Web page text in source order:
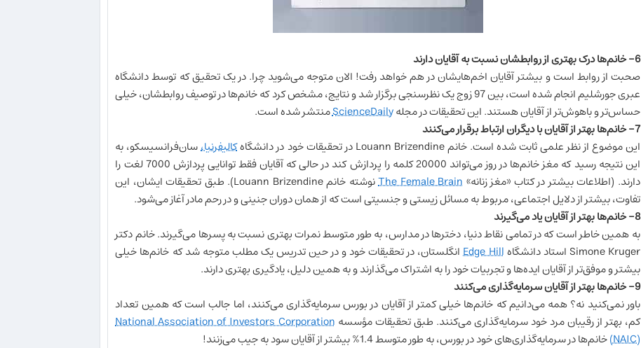
6- خانم‌ها درک بهتری از روابطشان نسبت به آقایان دارند
صحبت از روابط است و بیشتر آقایان اخم‌هایشان در هم خواهد رفت! الان متوجه می‌شوید چرا. در یک تحقیق که توسط دانشگاه
عبری جورشلیم انجام شده است، بین 97 زوج یک نظرسنجی برگزار شد و نتایج، مشخص کرد که خانم‌ها در توصیف روابطشان، خیلی
حساس‌تر و باهوش‌تر از آقایان هستند. این تحقیقات در مجلهScienceDailyمنتشر شده است.
7- خانم‌ها بهتر از آقایان با دیگران ارتباط برقرار می‌کنند
این موضوع از نظر علمی ثابت شده است. خانم Louann Brizendine در تحقیقات خود در دانشگاه
کالیفرنیا،سان‌فرانسیسکو، به
این نتیجه رسید که مغز خانم‌ها در روز می‌تواند 20000 کلمه را پردازش کند در حالی که آقایان فقط توانایی پردازش 7000 لغت را
دارند. (اطلاعات بیشتر در کتاب «مغز زنانه» The Female Brain
نوشته خانم Louann Brizendine). طبق تحقیقات ایشان، این
تفاوت، بیشتر از دلایل اجتماعی، مربوط به مسائل زیستی و جنسیتی است که از همان دوران جنینی و در رحم مادر آغاز می‌شود.
8- خانم‌ها بهتر از آقایان یاد می‌گیرند
به همین خاطر است که در تمامی نقاط دنیا، دخترها در مدارس، به طور متوسط نمرات بهتری نسبت به پسرها می‌گیرند. خانم دکتر
Simone Kruger استاد دانشگاه
Edge Hillانگلستان، در تحقیقات خود و در حین تدریس یک مطلب متوجه شد که خانم‌ها خیلی
بیشتر و موفق‌تر از آقایان ایده‌ها و تجربیات خود را به اشتراک می‌گذارند و به همین دلیل، یادگیری بهتری دارند.
9- خانم‌ها بهتر از آقایان سرمایه‌گذاری می‌کنند
باور نمی‌کنید نه؟ همه می‌دانیم که خانم‌ها خیلی کمتر از آقایان در بورس سرمایه‌گذاری می‌کنند، اما جالب است که همین تعداد
کم، بهتر از رقیبان مرد خود سرمایه‌گذاری می‌کنند. طبق تحقیقات مؤسسه National Association of Investors Corporation
(NAIC)خانم‌ها در سرمایه‌گذاری‌های خود در بورس، به طور متوسط 1.4% بیشتر از آقایان سود به جیب می‌زنند!